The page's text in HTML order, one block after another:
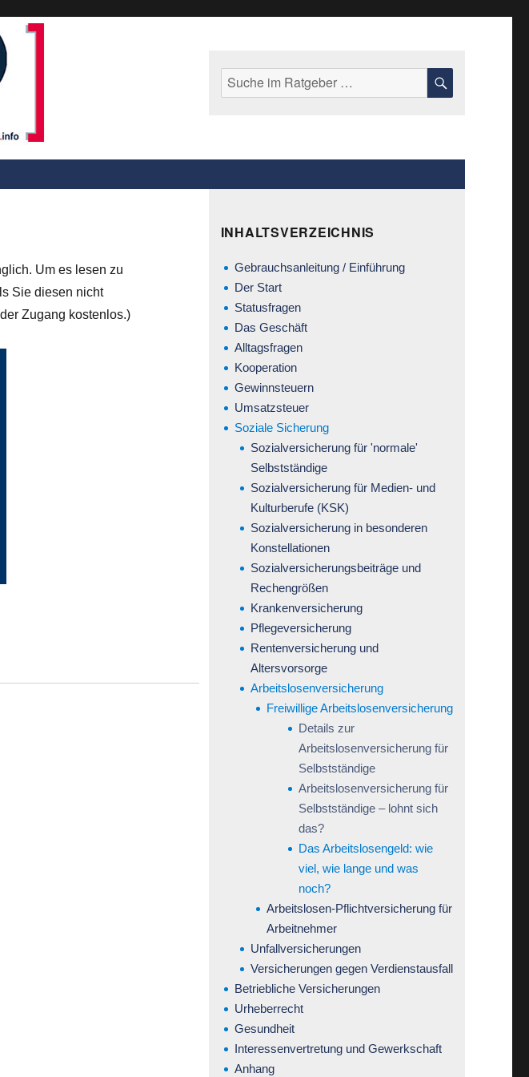
Suche
nach:
Um es lesen zu
Sie diesen nicht
Zugang kostenlos.)
INHALTSVERZEICHNIS
Gebrauchsanleitung / Einführung
Der Start
Statusfragen
Das Geschäft
Alltagsfragen
Kooperation
Gewinnsteuern
Umsatzsteuer
Soziale Sicherung
Sozialversicherung für 'normale'
Selbstständige
Sozialversicherung für Medien- und
Kulturberufe (KSK)
Sozialversicherung in besonderen
Konstellationen
Sozialversicherungsbeiträge und
Rechengrößen
Krankenversicherung
Pflegeversicherung
Rentenversicherung und
Altersvorsorge
Arbeitslosenversicherung
Freiwillige Arbeitslosenversicherung
Details zur
Arbeitslosenversicherung für
Selbstständige
Arbeitslosenversicherung für
Selbstständige – lohnt sich
das?
Das Arbeitslosengeld: wie
viel, wie lange und was
noch?
Arbeitslosen-Pflichtversicherung für
Arbeitnehmer
Unfallversicherungen
Versicherungen gegen Verdienstausfall
Betriebliche Versicherungen
Urheberrecht
Gesundheit
Interessenvertretung und Gewerkschaft
Anhang